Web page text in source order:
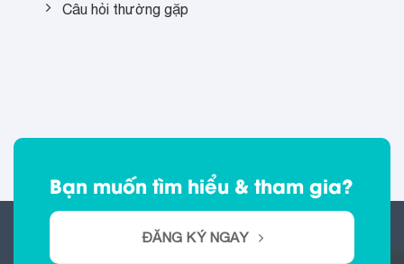
Câu hỏi thường gặp
Bạn muốn tìm hiểu & tham gia?
ĐĂNG KÝ NGAY